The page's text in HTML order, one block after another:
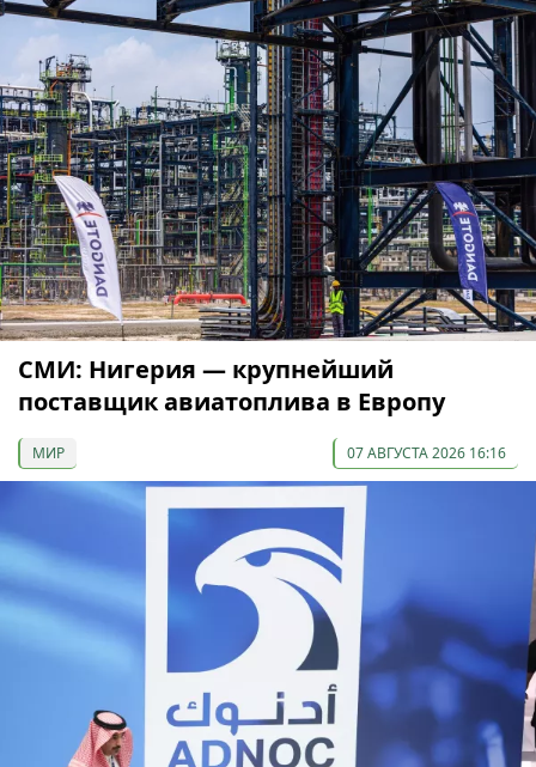
СМИ: Нигерия — крупнейший
поставщик авиатоплива в Европу
МИР 07 АВГУСТА 2026 16:16